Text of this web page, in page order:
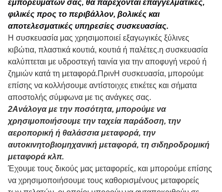
εμπορευμάτων σας, θα παρέχονται επαγγελματικές,
φιλικές προς το περιβάλλον, βολικές και
αποτελεσματικές υπηρεσίες συσκευασίας.
Η συσκευασία μας χρησιμοποιεί εξαγωγικές ξύλινες
κιβώτια, πλαστικά κουτιά, κουτιά ή παλέτες.η συσκευασία
καλύπτεται με υδροστεγή ταινία για την αποφυγή νερού ή
ζημιών κατά τη μεταφορά.ΠρινΗ συσκευασία, μπορούμε
επίσης να κολλήσουμε αντίστοιχες ετικέτες και σήματα
αποστολής σύμφωνα με τις ανάγκες σας.
2Ανάλογα με την ποσότητα, μπορούμε να
χρησιμοποιήσουμε την ταχεία παράδοση, την
αεροπορική ή θαλάσσια μεταφορά, την
αυτοκινητοβιομηχανική μεταφορά, τη σιδηροδρομική
μεταφορά κλπ.
Έχουμε τους δικούς μας μεταφορείς, και μπορούμε επίσης
να χρησιμοποιήσουμε τους καθορισμένους μεταφορείς